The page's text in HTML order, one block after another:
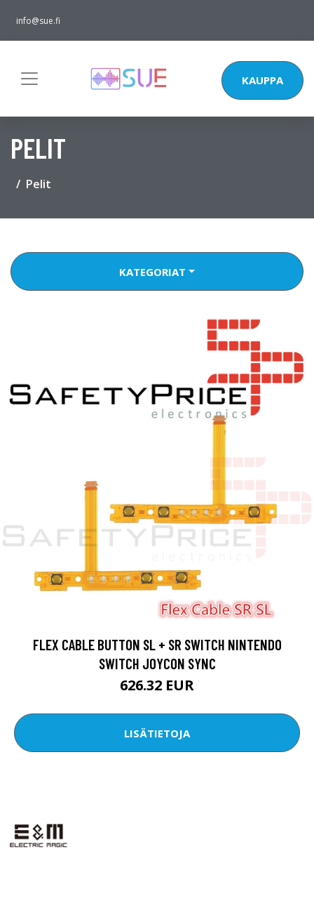
info@sue.fi
KAUPPA
PELIT
Pelit
KATEGORIAT
FLEX CABLE BUTTON SL + SR SWITCH NINTENDO
SWITCH JOYCON SYNC
626.32 EUR
LISÄTIETOJA